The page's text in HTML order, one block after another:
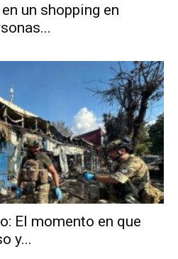
un shopping en
El momento en que
y...